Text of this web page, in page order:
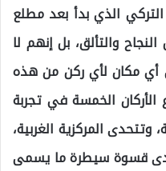
الذي بدأ بعد مطلع
النجاح والتألق، بل إنهم لا
أي مكان لأي ركن من هذه
الأركان الخمسة في تجربة
وتتحدى المركزية الغربية،
قسوة سيطرة ما يسمى